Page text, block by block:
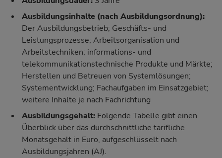
Ausbildungsinhalte (nach Ausbildungsordnung):
Der Ausbildungsbetrieb; Geschäfts- und
Leistungsprozesse; Arbeitsorganisation und
Arbeitstechniken; informations- und
telekommunikationstechnische Produkte und Märkte;
Herstellen und Betreuen von Systemlösungen;
Systementwicklung; Fachaufgaben im Einsatzgebiet;
weitere Inhalte je nach Fachrichtung
Ausbildungsgehalt: Folgende Tabelle gibt einen
Überblick über das durchschnittliche tarifliche
Monatsgehalt in Euro, aufgeschlüsselt nach
Ausbildungsjahren (AJ).